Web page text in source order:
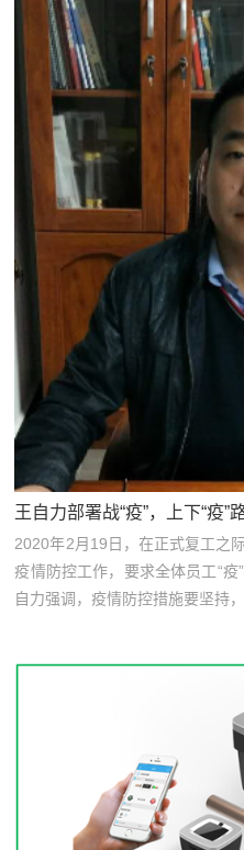
王自力部署战“疫”，上下“疫”
2020年2月19日，在正式复工之
疫情防控工作，要求全体员工“
自力强调，疫情防控措施要坚持，